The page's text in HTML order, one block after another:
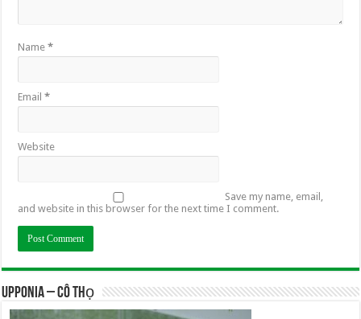
Name*
Email*
Website
Save my name, email,
and website in this browser for the next time I comment.
UPPONIA – Cô Thọ